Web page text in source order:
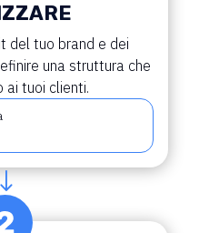
del tuo brand e dei
una struttura che
ai tuoi clienti.